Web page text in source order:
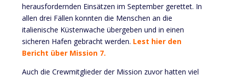
herausfordernden Einsätzen im September gerettet. In
allen drei Fällen konnten die Menschen an die
italienische Küstenwache übergeben und in einen
sicheren Hafen gebracht werden. Lest hier den
Bericht über Mission 7.
Auch die Crewmitglieder der Mission zuvor hatten viel